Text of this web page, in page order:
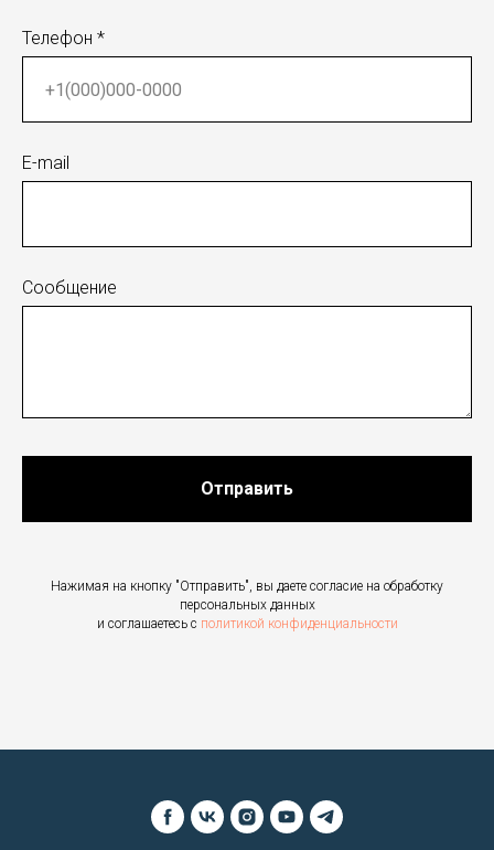
Телефон *
E-mail
Сообщение
Отправить
Нажимая на кнопку "Отправить", вы даете согласие на обработку
персональных данных
и соглашаетесь c политикой конфиденциальности